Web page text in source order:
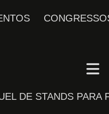
DE STANDS PARA